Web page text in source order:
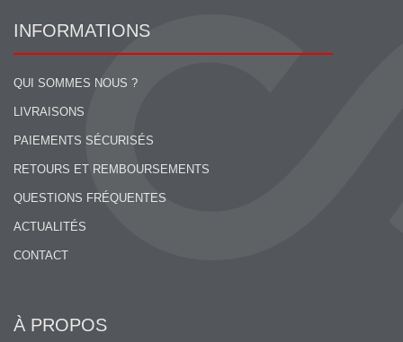
INFORMATIONS
QUI SOMMES NOUS ?
LIVRAISONS
PAIEMENTS SÉCURISÉS
RETOURS ET REMBOURSEMENTS
QUESTIONS FRÉQUENTES
ACTUALITÉS
CONTACT
À PROPOS